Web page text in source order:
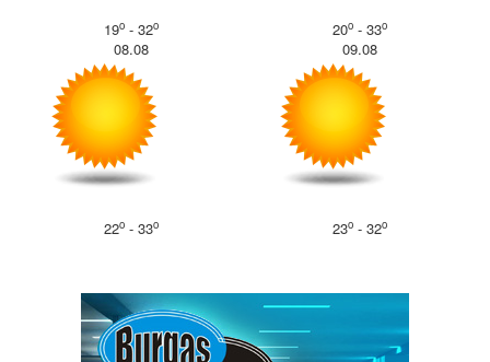
19o- 32o 20o- 33o
08.08
22o- 33o
09.08
23o- 32o